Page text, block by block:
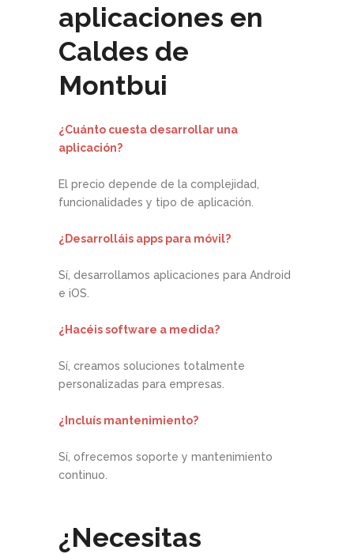
aplicaciones en
Caldes de
Montbui
¿Cuánto cuesta desarrollar una
aplicación?
El precio depende de la complejidad,
funcionalidades y tipo de aplicación.
¿Desarrolláis apps para móvil?
Sí, desarrollamos aplicaciones para Android
e iOS.
¿Hacéis software a medida?
Sí, creamos soluciones totalmente
personalizadas para empresas.
¿Incluís mantenimiento?
Sí, ofrecemos soporte y mantenimiento
continuo.
¿Necesitas